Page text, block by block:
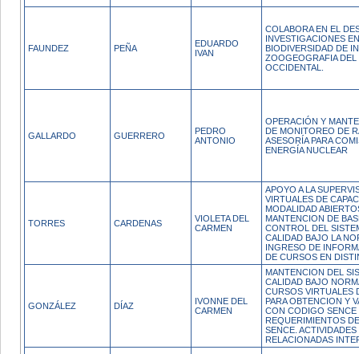
FAUNDEZ PEÑA
EDUARDO
IVAN
COLABORA EN EL
INVESTIGACIONES
BIODIVERSIDAD DE
ZOOGEOGRAFIA DEL
OCCIDENTAL.
GALLARDO GUERRERO
PEDRO
ANTONIO
OPERACIÓN Y
DE MONITOREO DE
ASESORÍA PARA
ENERGÍA NUCLEAR
TORRES CARDENAS
VIOLETA DEL
CARMEN
APOYO A LA
VIRTUALES DE
MODALIDAD
MANTENCION DE
CONTROL DEL
CALIDAD BAJO LA
INGRESO DE
DE CURSOS EN
GONZÁLEZ DÍAZ
IVONNE DEL
CARMEN
MANTENCION DEL
CALIDAD BAJO
CURSOS VIRTUALES
PARA OBTENCION Y
CON CODIGO SENCE
REQUERIMIENTOS
SENCE.
RELACIONADAS